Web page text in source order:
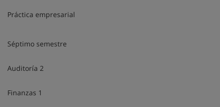
Práctica empresarial
Séptimo semestre
Auditoría 2
Finanzas 1